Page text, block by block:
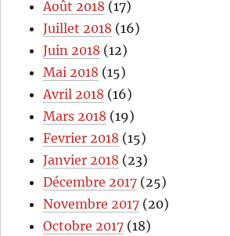
Août 2018 (17)
Juillet 2018 (16)
Juin 2018 (12)
Mai 2018 (15)
Avril 2018 (16)
Mars 2018 (19)
Fevrier 2018 (15)
Janvier 2018 (23)
Décembre 2017 (25)
Novembre 2017 (20)
Octobre 2017 (18)